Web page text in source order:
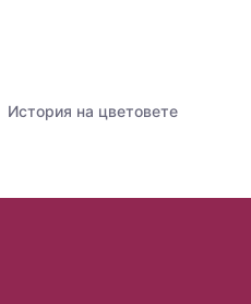
История на цветовете